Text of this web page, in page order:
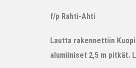
f/p Rahti-Ahti
Lautta rakennettiin
alumiiniset 2,5 m pitkät.